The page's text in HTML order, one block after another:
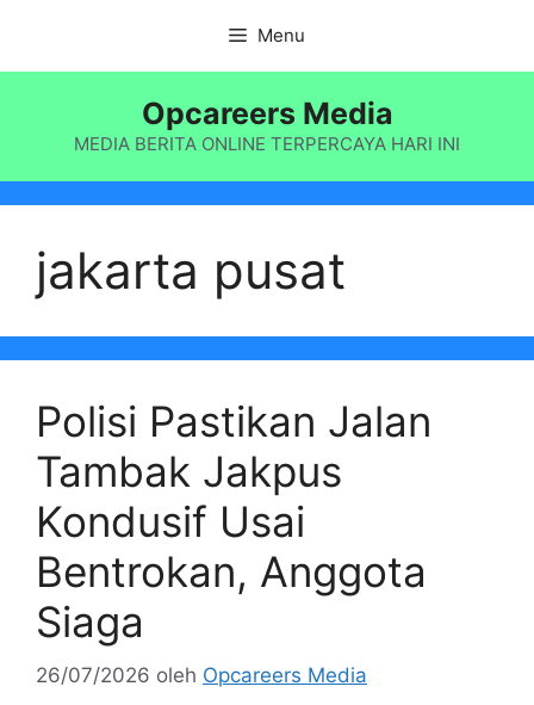
isi
Menu
Opcareers Media
MEDIA BERITA ONLINE TERPERCAYA HARI INI
jakarta pusat
Polisi Pastikan Jalan
Tambak Jakpus
Kondusif Usai
Bentrokan, Anggota
Siaga
26/07/2026 oleh Opcareers Media